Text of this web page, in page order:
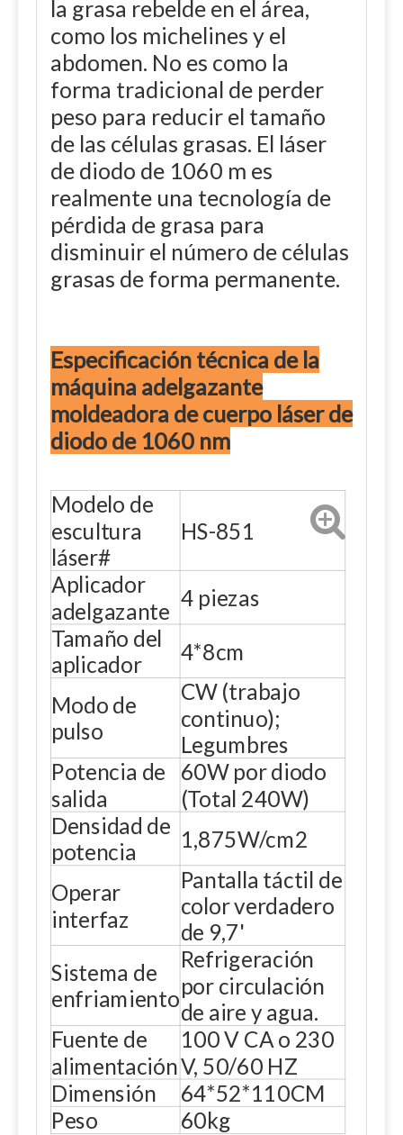
la grasa rebelde en el área,
como los michelines y el
abdomen. No es como la
forma tradicional de perder
peso para reducir el tamaño
de las células grasas. El láser
de diodo de 1060 m es
realmente una tecnología de
pérdida de grasa para
disminuir el número de células
grasas de forma permanente.
Especificación técnica de la
máquina adelgazante
moldeadora de cuerpo láser de
diodo de 1060 nm
Modelo de
escultura
láser#
HS-851
Aplicador
adelgazante 4 piezas
Tamaño del
aplicador
4*8cm
Modo de
pulso
CW (trabajo
continuo);
Legumbres
Potencia de
salida
60W por diodo
(Total 240W)
Densidad de
potencia
1,875W/cm2
Operar
interfaz
Pantalla táctil de
color verdadero
de 9,7'
Sistema de
enfriamiento
Refrigeración
por circulación
de aire y agua.
Fuente de
alimentación
100 V CA o 230
V, 50/60 HZ
Dimensión
64*52*110CM
Peso
60kg